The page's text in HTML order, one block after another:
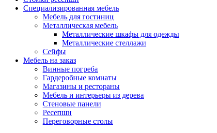
Специализированная мебель
Мебель для гостиниц
Металлическая мебель
Металлические шкафы для одежды
Металлические стеллажи
Сейфы
Мебель на заказ
Винные погреба
Гардеробные комнаты
Магазины и рестораны
Мебель и интерьеры из дерева
Стеновые панели
Ресепшн
Переговорные столы